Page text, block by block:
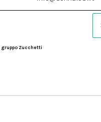
gruppo Zucchetti